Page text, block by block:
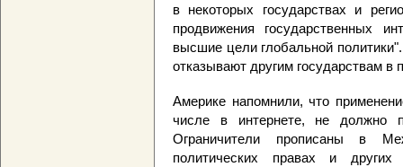
в некоторых государствах и
продвижения государственных
высшие цели глобальной
отказывают другим государствам в
Америке напомнили, что
числе в интернете, не должно
Ограничители прописаны в
политических правах и